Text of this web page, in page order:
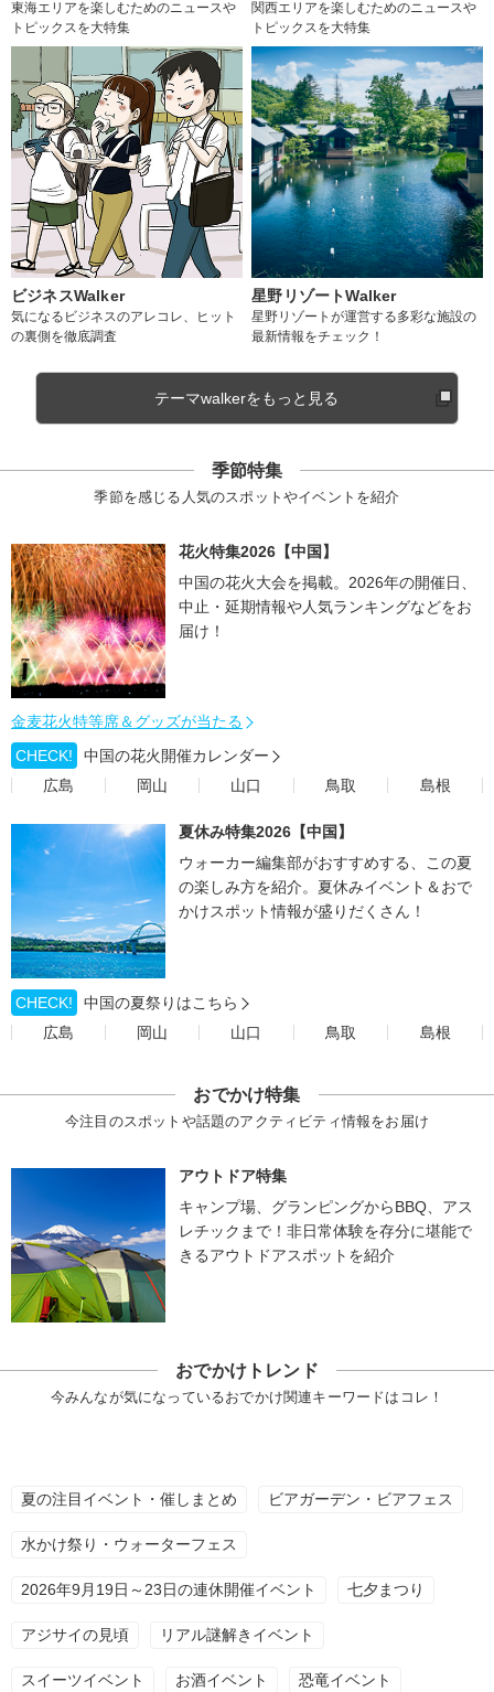
東海エリアを楽しむためのニュースや
トピックスを大特集
関西エリアを楽しむためのニュースや
トピックスを大特集
ビジネスWalker
気になるビジネスのアレコレ、ヒット
の裏側を徹底調査
星野リゾートWalker
星野リゾートが運営する多彩な施設の
最新情報をチェック！
テーマwalkerをもっと見る
季節特集
季節を感じる人気のスポットやイベントを紹介
花火特集2026【中国】
中国の花火大会を掲載。2026年の開催日、
中止・延期情報や人気ランキングなどをお
届け！
金麦花火特等席＆グッズが当たる
CHECK!
中国の花火開催カレンダー
広島
岡山 山口 鳥取 島根
夏休み特集2026【中国】
ウォーカー編集部がおすすめする、この夏
の楽しみ方を紹介。夏休みイベント＆おで
かけスポット情報が盛りだくさん！
CHECK!
中国の夏祭りはこちら
広島
岡山 山口 鳥取 島根
おでかけ特集
今注目のスポットや話題のアクティビティ情報をお届け
アウトドア特集
キャンプ場、グランピングからBBQ、アス
レチックまで！非日常体験を存分に堪能で
きるアウトドアスポットを紹介
おでかけトレンド
今みんなが気になっているおでかけ関連キーワードはコレ！
夏の注目イベント・催しまとめ ビアガーデン・ビアフェス
水かけ祭り・ウォーターフェス
2026年9月19日～23日の連休開催イベント 七夕まつり
アジサイの見頃 リアル謎解きイベント
スイーツイベント お酒イベント 恐竜イベント